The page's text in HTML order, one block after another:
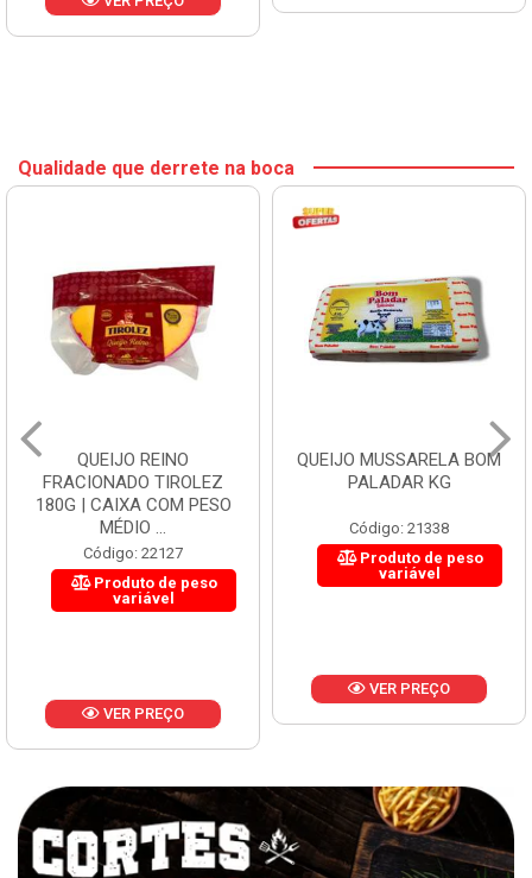
Qualidade que derrete na boca
QUEIJO REINO
FRACIONADO TIROLEZ
180G | CAIXA COM PESO
MÉDIO ...
Código: 22127
Produto de peso
variável
VER PREÇO
QUEIJO MUSSARELA BOM
PALADAR KG
Código: 21338
Produto de peso
variável
VER PREÇO